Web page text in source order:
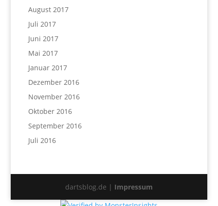
August 2017
Juli 2017
Juni 2017
Mai 2017
Januar 2017
Dezember 2016
November 2016
Oktober 2016
September 2016
Juli 2016
dartsblog.de | Impressum